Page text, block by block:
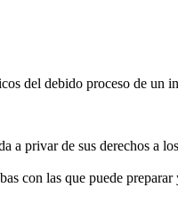
del debido proceso de un
a privar de sus derechos a
con las que puede preparar